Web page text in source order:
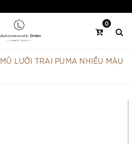
0
MŨ LƯỠI TRAI PUMA NHIỀU MÀU